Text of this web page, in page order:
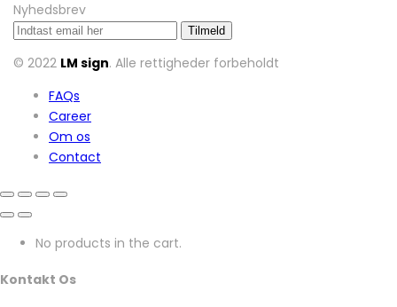
Nyhedsbrev
© 2022 LM sign. Alle rettigheder forbeholdt
FAQs
Career
Om os
Contact
No products in the cart.
Kontakt Os